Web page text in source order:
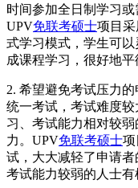
时间参加全日制学习
UPV免联考硕士项目
式学习模式，学生可
成课程学习，很好地平
2. 希望避免考试压力
统一考试，考试难度
习、考试能力相对较
力。UPV免联考硕士项
试，大大减轻了申请
考试能力较弱的人士有